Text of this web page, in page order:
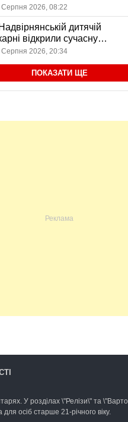
захисником, який віддав
за Україну
Серпня 2026, 08:22
дитячій
відкрили сучасну
кімнату
Серпня 2026, 20:34
ПОКАЗАТИ ЩЕ
У розділах \"Релізи\" та \"Варто
осіб старше 21-річного віку.